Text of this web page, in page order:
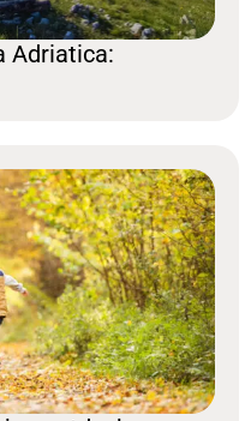
Adriatica: